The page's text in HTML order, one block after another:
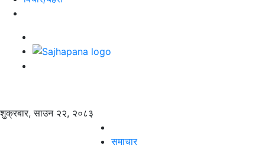
शुक्रबार, साउन २२, २०८३
समाचार